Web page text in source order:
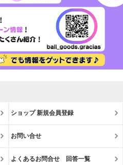
ショップ 新規会員登録
お問い合せ
よくあるお問合せ 回答一覧